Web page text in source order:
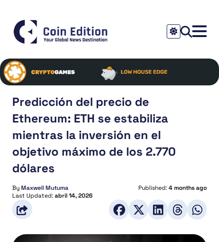
Predicción del precio de
Ethereum: ETH se estabiliza
mientras la inversión en el
objetivo máximo de los 2.770
dólares
ByMaxwell Mutuma Published:4 months ago
Last Updated:abril 14, 2026